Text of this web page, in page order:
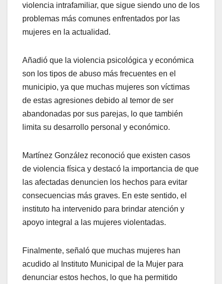
violencia intrafamiliar, que sigue siendo uno de los
problemas más comunes enfrentados por las
mujeres en la actualidad.
Añadió que la violencia psicológica y económica
son los tipos de abuso más frecuentes en el
municipio, ya que muchas mujeres son víctimas
de estas agresiones debido al temor de ser
abandonadas por sus parejas, lo que también
limita su desarrollo personal y económico.
Martínez González reconoció que existen casos
de violencia física y destacó la importancia de que
las afectadas denuncien los hechos para evitar
consecuencias más graves. En este sentido, el
instituto ha intervenido para brindar atención y
apoyo integral a las mujeres violentadas.
Finalmente, señaló que muchas mujeres han
acudido al Instituto Municipal de la Mujer para
denunciar estos hechos, lo que ha permitido